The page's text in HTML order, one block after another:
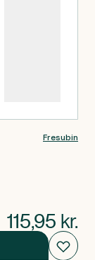
Fresubin
115,95 kr.